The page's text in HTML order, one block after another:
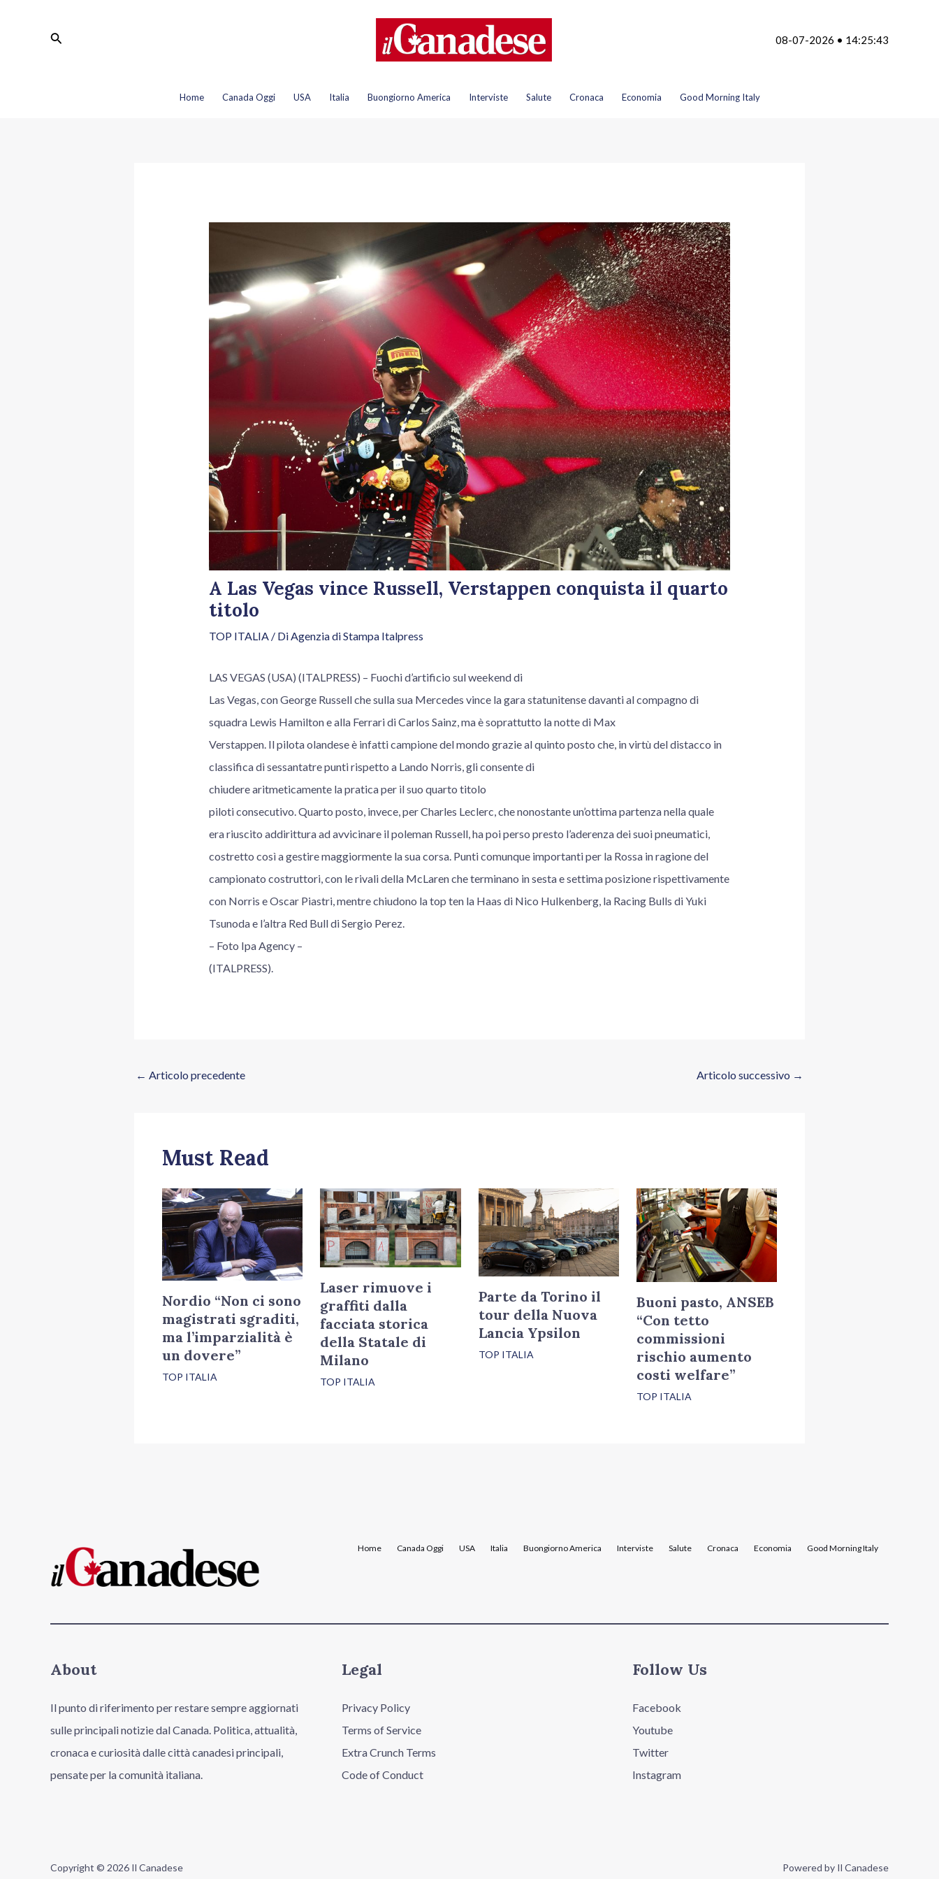
Cerca 08-07-2026 • 14:25:43
Home Canada Oggi USA Italia Buongiorno America Interviste Salute Cronaca Economia Good Morning Italy
A Las Vegas vince Russell, Verstappen conquista il quarto
titolo
TOP ITALIA/ DiAgenzia di Stampa Italpress
LAS VEGAS (USA) (ITALPRESS) – Fuochi d’artificio sul weekend di
Las Vegas, con George Russell che sulla sua Mercedes vince la gara statunitense davanti al compagno di
squadra Lewis Hamilton e alla Ferrari di Carlos Sainz, ma è soprattutto la notte di Max
Verstappen. Il pilota olandese è infatti campione del mondo grazie al quinto posto che, in virtù del distacco in
classifica di sessantatre punti rispetto a Lando Norris, gli consente di
chiudere aritmeticamente la pratica per il suo quarto titolo
piloti consecutivo. Quarto posto, invece, per Charles Leclerc, che nonostante un’ottima partenza nella quale
era riuscito addirittura ad avvicinare il poleman Russell, ha poi perso presto l’aderenza dei suoi pneumatici,
costretto così a gestire maggiormente la sua corsa. Punti comunque importanti per la Rossa in ragione del
campionato costruttori, con le rivali della McLaren che terminano in sesta e settima posizione rispettivamente
con Norris e Oscar Piastri, mentre chiudono la top ten la Haas di Nico Hulkenberg, la Racing Bulls di Yuki
Tsunoda e l’altra Red Bull di Sergio Perez.
– Foto Ipa Agency –
(ITALPRESS).
← Articolo precedente Articolo successivo →
Must Read
Nordio “Non ci sono
magistrati sgraditi,
ma l’imparzialità è
un dovere”
TOP ITALIA
Laser rimuove i
graffiti dalla
facciata storica
della Statale di
Milano
TOP ITALIA
Parte da Torino il
tour della Nuova
Lancia Ypsilon
TOP ITALIA
Buoni pasto, ANSEB
“Con tetto
commissioni
rischio aumento
costi welfare”
TOP ITALIA
Home Canada Oggi USA Italia Buongiorno America Interviste Salute Cronaca Economia Good Morning Italy
About
Il punto di riferimento per restare sempre aggiornati
sulle principali notizie dal Canada. Politica, attualità,
cronaca e curiosità dalle città canadesi principali,
pensate per la comunità italiana.
Legal
Privacy Policy
Terms of Service
Extra Crunch Terms
Code of Conduct
Follow Us
Facebook
Youtube
Twitter
Instagram
Copyright © 2026 Il Canadese Powered by Il Canadese